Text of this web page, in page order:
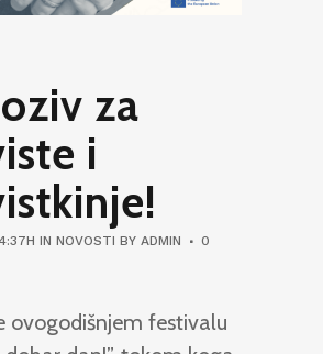
za
i
IN NOVOSTI BY ADMIN
0
ovogodišnjem festivalu